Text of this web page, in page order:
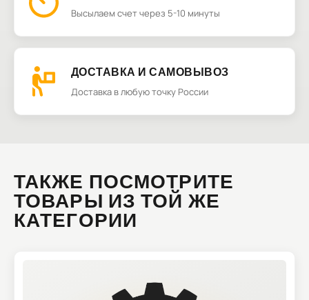
Высылаем счет через 5-10 минуты
ДОСТАВКА И САМОВЫВОЗ
Доставка в любую точку России
ТАКЖЕ ПОСМОТРИТЕ
ТОВАРЫ ИЗ ТОЙ ЖЕ
КАТЕГОРИИ